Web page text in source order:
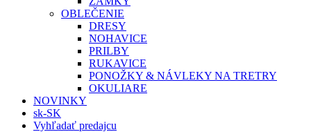
OBLEČENIE
DRESY
NOHAVICE
PRILBY
RUKAVICE
PONOŽKY & NÁVLEKY NA TRETRY
OKULIARE
NOVINKY
sk-SK
Vyhľadať predajcu